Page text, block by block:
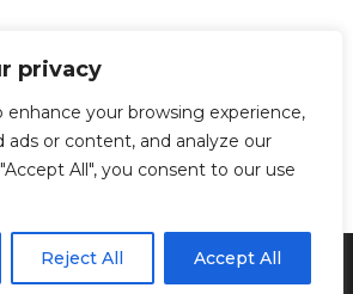
privacy
enhance your browsing experience,
ads or content, and analyze our
All", you consent to our use
Reject All Accept All
Search Button
Envo Royal WordPress theme